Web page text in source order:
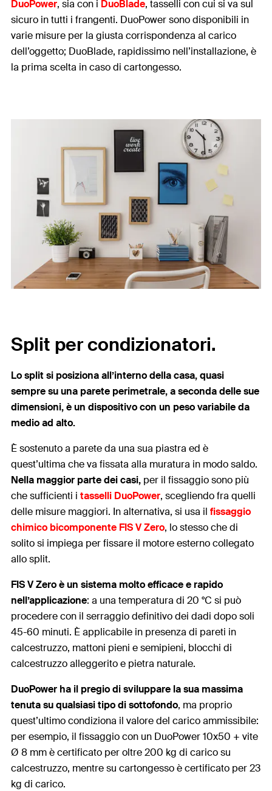
DuoPower, sia con i DuoBlade, tasselli con cui si va sul
sicuro in tutti i frangenti. DuoPower sono disponibili in
varie misure per la giusta corrispondenza al carico
dell’oggetto; DuoBlade, rapidissimo nell’installazione, è
la prima scelta in caso di cartongesso.
Split per condizionatori.
Lo split si posiziona all’interno della casa, quasi
sempre su una parete perimetrale, a seconda delle sue
dimensioni, è un dispositivo con un peso variabile da
medio ad alto.
È sostenuto a parete da una sua piastra ed è
quest’ultima che va fissata alla muratura in modo saldo.
Nella maggior parte dei casi, per il fissaggio sono più
che sufficienti i tasselli DuoPower, scegliendo fra quelli
delle misure maggiori. In alternativa, si usa il fissaggio
chimico bicomponente FIS V Zero, lo stesso che di
solito si impiega per fissare il motore esterno collegato
allo split.
FIS V Zero è un sistema molto efficace e rapido
nell’applicazione: a una temperatura di 20 °C si può
procedere con il serraggio definitivo dei dadi dopo soli
45-60 minuti. È applicabile in presenza di pareti in
calcestruzzo, mattoni pieni e semipieni, blocchi di
calcestruzzo alleggerito e pietra naturale.
DuoPower ha il pregio di sviluppare la sua massima
tenuta su qualsiasi tipo di sottofondo, ma proprio
quest’ultimo condiziona il valore del carico ammissibile:
per esempio, il fissaggio con un DuoPower 10x50 + vite
Ø 8 mm è certificato per oltre 200 kg di carico su
calcestruzzo, mentre su cartongesso è certificato per 23
kg di carico.